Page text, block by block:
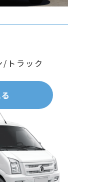
/トラック